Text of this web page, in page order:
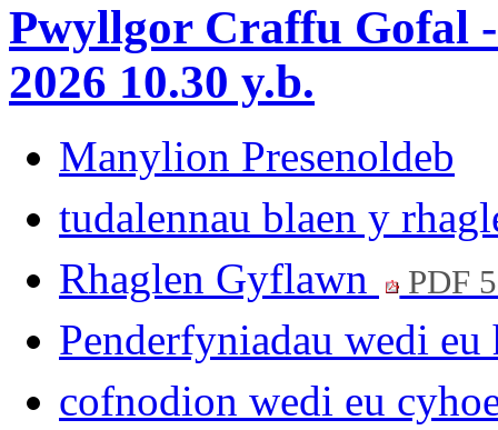
Pwyllgor Craffu Gofal
2026 10.30 y.b.
Manylion Presenoldeb
tudalennau blaen y
Rhaglen Gyflawn
PDF
Penderfyniadau wedi
cofnodion wedi eu